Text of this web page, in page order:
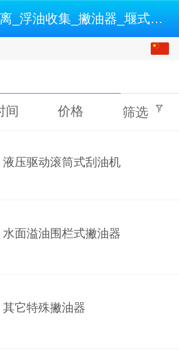
油水分离_浮油收集_撇油器_堰式撇油机_开式油水分离机-500强企业认证供应商
间 价格 筛选
液压驱动滚筒式刮油机
水面溢油围栏式撇油器
其它特殊撇油器